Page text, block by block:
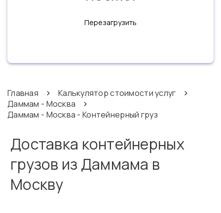
Перезагрузить
Главная
Калькулятор стоимости услуг
Даммам - Москва
Даммам - Москва - Контейнерный груз
Доставка контейнерных
грузов из Даммама в
Москву